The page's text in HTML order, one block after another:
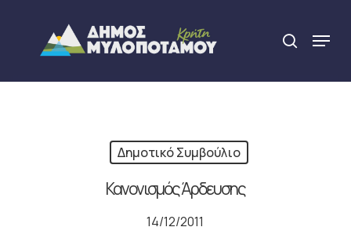
content
search
Menu
Δημοτικό Συμβούλιο
Κανονισμός Άρδευσης
14/12/2011
Close